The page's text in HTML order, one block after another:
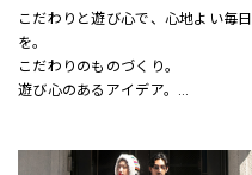
こだわりと遊び心で、心地よい毎日
を。
こだわりのものづくり。
遊び心のあるアイデア。
THE SHOP TKは、心地よい毎日をデ